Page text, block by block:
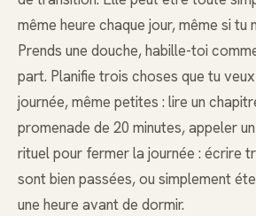
même heure chaque jour, même si tu
Prends une douche, habille-toi
part. Planifie trois choses que tu
journée, même petites : lire un
promenade de 20 minutes, appeler
rituel pour fermer la journée : écrire
sont bien passées, ou simplement
une heure avant de dormir.